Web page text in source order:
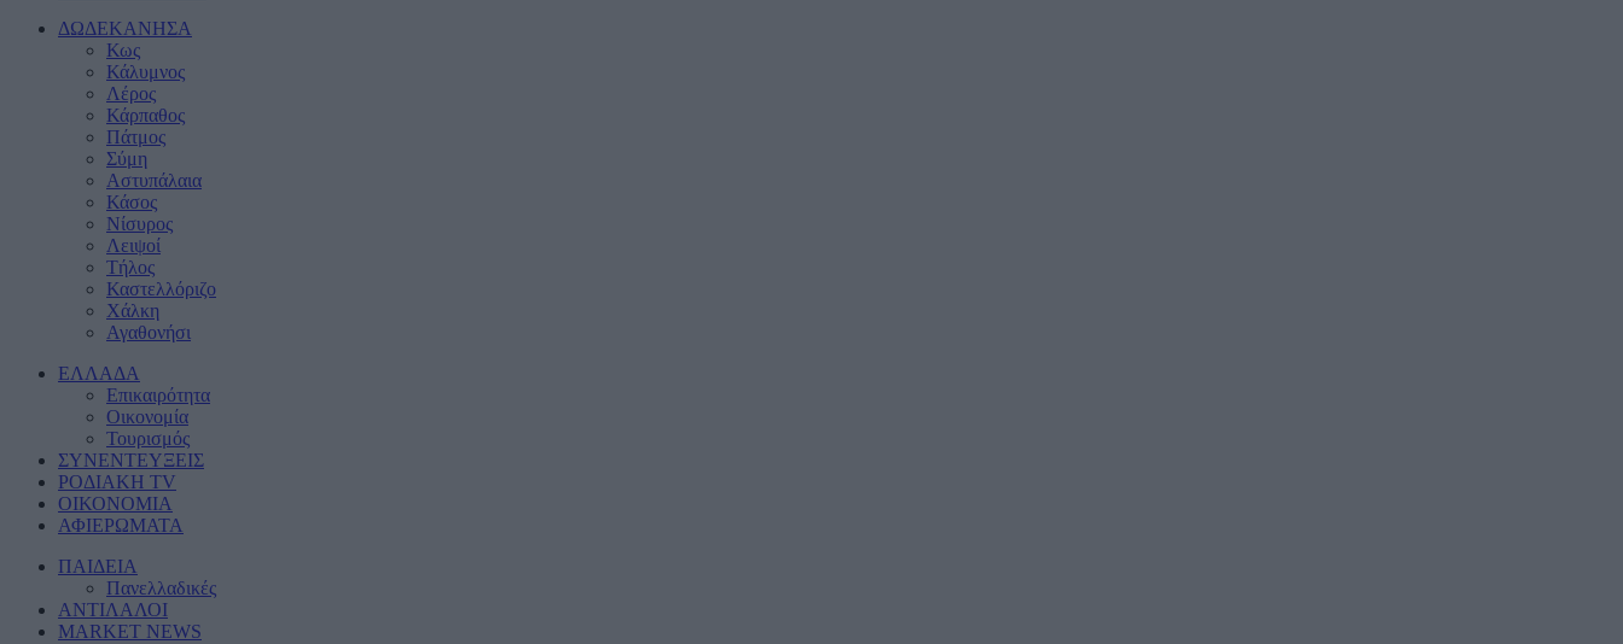
ΔΩΔΕΚΑΝΗΣΑ
Κως
Κάλυμνος
Λέρος
Κάρπαθος
Πάτμος
Σύμη
Αστυπάλαια
Κάσος
Νίσυρος
Λειψοί
Τήλος
Καστελλόριζο
Χάλκη
Αγαθονήσι
ΕΛΛΑΔΑ
Eπικαιρότητα
Οικονομία
Τουρισμός
ΣΥΝΕΝΤΕΥΞΕΙΣ
ΡΟΔΙΑΚΗ TV
ΟΙΚΟΝΟΜΙΑ
ΑΦΙΕΡΩΜΑΤΑ
ΠΑΙΔΕΙΑ
Πανελλαδικές
ΑΝΤΙΛΑΛΟΙ
MARKET NEWS